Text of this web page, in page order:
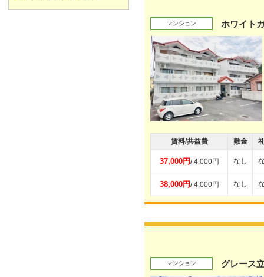
マンション ホワイト
賃料/共益費 敷金
37,000円/ 4,000円 なし
38,000円/ 4,000円 なし
マンション グレース